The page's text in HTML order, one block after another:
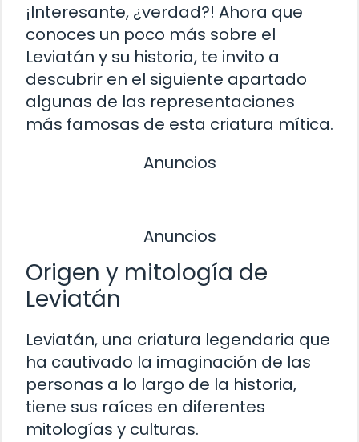
¡Interesante, ¿verdad?! Ahora que
conoces un poco más sobre el
Leviatán y su historia, te invito a
descubrir en el siguiente apartado
algunas de las representaciones
más famosas de esta criatura mítica.
Anuncios
Anuncios
Origen y mitología de
Leviatán
Leviatán, una criatura legendaria que
ha cautivado la imaginación de las
personas a lo largo de la historia,
tiene sus raíces en diferentes
mitologías y culturas.